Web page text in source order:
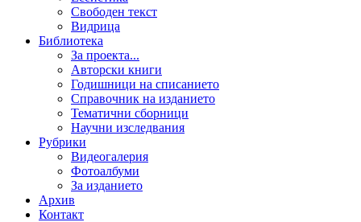
Свободен текст
Видрица
Библиотека
За проекта...
Авторски книги
Годишници на списанието
Справочник на изданието
Тематични сборници
Научни изследвания
Рубрики
Видеогалерия
Фотоалбуми
За изданието
Архив
Контакт